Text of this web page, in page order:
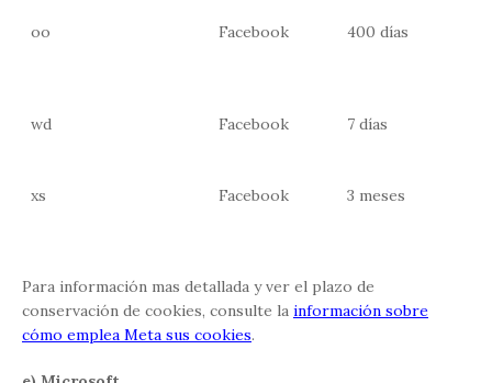
oo Facebook 400 días
wd Facebook 7 días
xs Facebook 3 meses
Para información mas detallada y ver el plazo de
conservación de cookies, consulte la información sobre
cómo emplea Meta sus cookies.